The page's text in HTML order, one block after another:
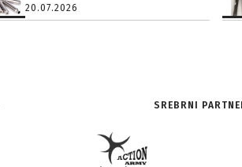
20.07.2026
SREBRNI